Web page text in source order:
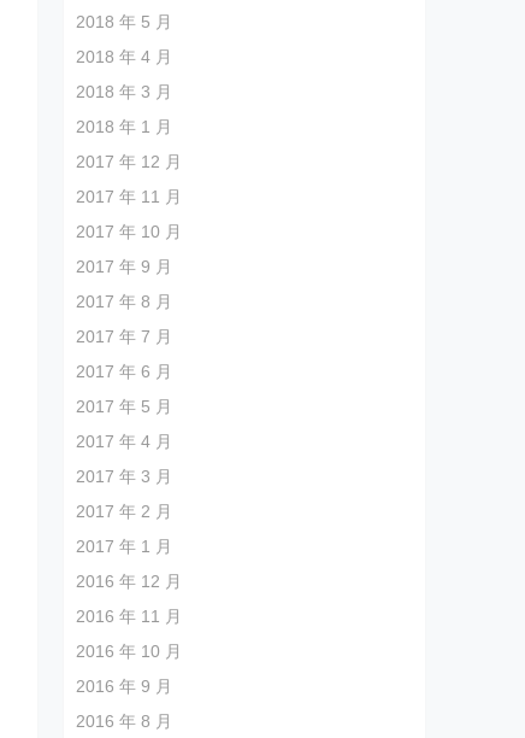
2018 年 5 月
2018 年 4 月
2018 年 3 月
2018 年 1 月
2017 年 12 月
2017 年 11 月
2017 年 10 月
2017 年 9 月
2017 年 8 月
2017 年 7 月
2017 年 6 月
2017 年 5 月
2017 年 4 月
2017 年 3 月
2017 年 2 月
2017 年 1 月
2016 年 12 月
2016 年 11 月
2016 年 10 月
2016 年 9 月
2016 年 8 月